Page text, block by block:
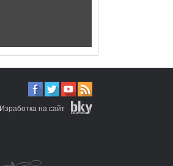
Изработка на сайт